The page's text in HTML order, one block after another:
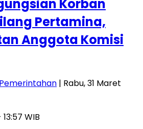
Korban
Pertamina,
Anggota Komisi
Pemerintahan | Rabu, 31 Maret
WIB